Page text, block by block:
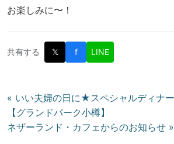
お楽しみに〜！
共有する 𝕏 f LINE
投
稿
ナ
« いい夫婦の日に★スペシャルディナ
【グランドパーク小樽】
ネザーランド・カフェからのお知らせ »